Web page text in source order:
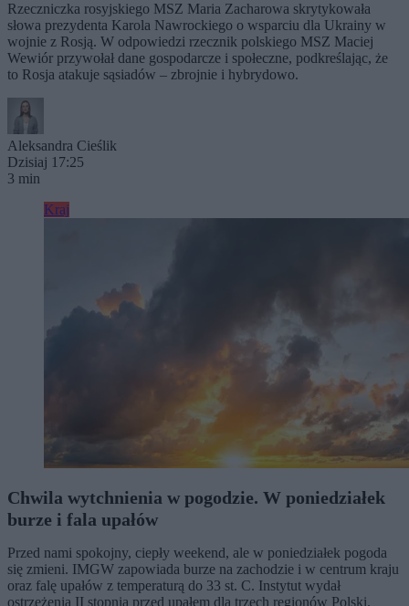
Rzeczniczka rosyjskiego MSZ Maria Zacharowa skrytykowała
słowa prezydenta Karola Nawrockiego o wsparciu dla Ukrainy w
wojnie z Rosją. W odpowiedzi rzecznik polskiego MSZ Maciej
Wewiór przywołał dane gospodarcze i społeczne, podkreślając, że
to Rosja atakuje sąsiadów – zbrojnie i hybrydowo.
Aleksandra Cieślik
Dzisiaj 17:25
3 min
Kraj
Chwila wytchnienia w pogodzie. W poniedziałek
burze i fala upałów
Przed nami spokojny, ciepły weekend, ale w poniedziałek pogoda
się zmieni. IMGW zapowiada burze na zachodzie i w centrum kraju
oraz falę upałów z temperaturą do 33 st. C. Instytut wydał
ostrzeżenia II stopnia przed upałem dla trzech regionów Polski.